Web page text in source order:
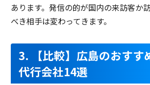
あります。発信の的が国内の来訪客か
べき相手は変わってきます。
3. 【比較】広島のおすす
代行会社14選